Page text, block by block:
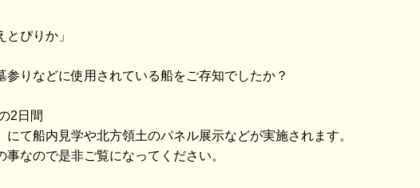
ぴりか」
参りなどに使用されている船をご存知でしたか？
2日間
て船内見学や北方領土のパネル展示などが実施されます。
なので是非ご覧になってください。